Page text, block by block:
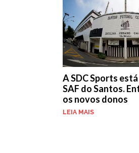
A SDC Sports
SAF do Santos.
os novos donos
LEIA MAIS